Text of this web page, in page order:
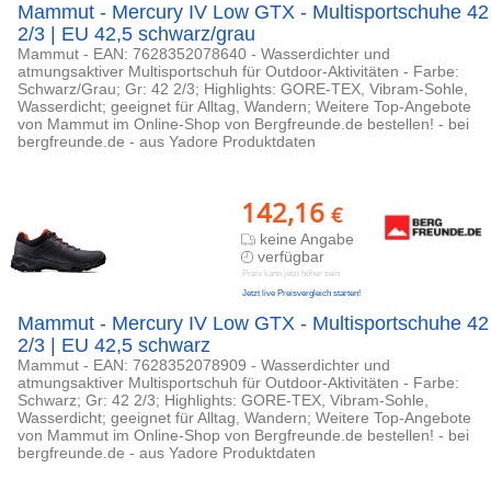
Mammut - Mercury IV Low GTX - Multisportschuhe 42
2/3 | EU 42,5 schwarz/grau
Mammut - EAN: 7628352078640 - Wasserdichter und
atmungsaktiver Multisportschuh für Outdoor-Aktivitäten - Farbe:
Schwarz/Grau; Gr: 42 2/3; Highlights: GORE-TEX, Vibram-Sohle,
Wasserdicht; geeignet für Alltag, Wandern; Weitere Top-Angebote
von Mammut im Online-Shop von Bergfreunde.de bestellen! - bei
bergfreunde.de - aus Yadore Produktdaten
142,16 €
keine Angabe
verfügbar
Preis kann jetzt höher sein
Jetzt live Preisvergleich starten!
Mammut - Mercury IV Low GTX - Multisportschuhe 42
2/3 | EU 42,5 schwarz
Mammut - EAN: 7628352078909 - Wasserdichter und
atmungsaktiver Multisportschuh für Outdoor-Aktivitäten - Farbe:
Schwarz; Gr: 42 2/3; Highlights: GORE-TEX, Vibram-Sohle,
Wasserdicht; geeignet für Alltag, Wandern; Weitere Top-Angebote
von Mammut im Online-Shop von Bergfreunde.de bestellen! - bei
bergfreunde.de - aus Yadore Produktdaten